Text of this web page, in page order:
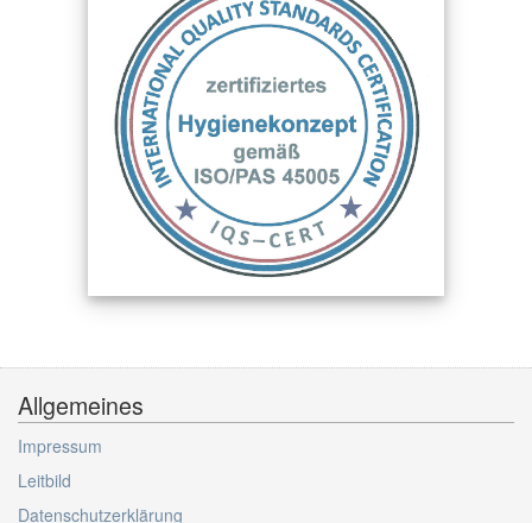
Allgemeines
Impressum
Leitbild
Datenschutzerklärung